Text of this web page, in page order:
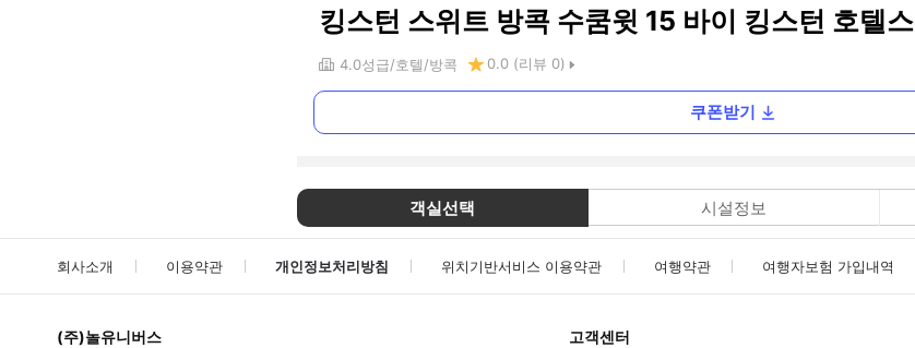
킹스턴 스위트 방콕 수쿰윗 15 바이 킹스턴 호텔스
4.0성급 호텔 방콕 0.0 (리뷰 0)
쿠폰받기
객실선택 시설정보
회사소개 이용약관 개인정보처리방침 위치기반서비스 이용약관 여행약관 여행자보험 가입내역
(주)놀유니버스 고객센터